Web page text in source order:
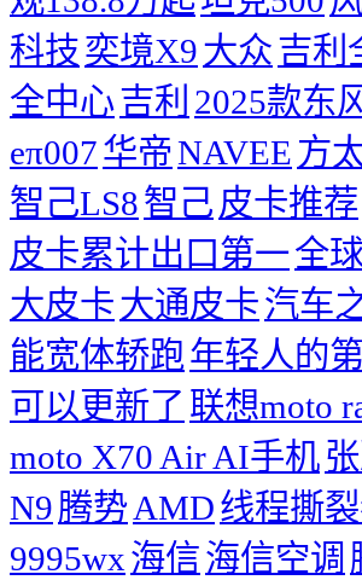
科技奕境X9大众吉利
全中心吉利 2025款东
eπ007华帝NAVEE 方
智己LS8智己 皮卡推荐
皮卡累计出口第一全
大皮卡大通皮卡汽车
能宽体轿跑年轻人的
可以更新了 联想moto
moto X70 Air AI手机
N9腾势AMD线程撕
9995wx海信海信空调